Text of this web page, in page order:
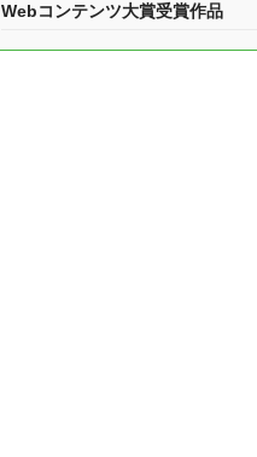
Webコンテンツ大賞受賞作品